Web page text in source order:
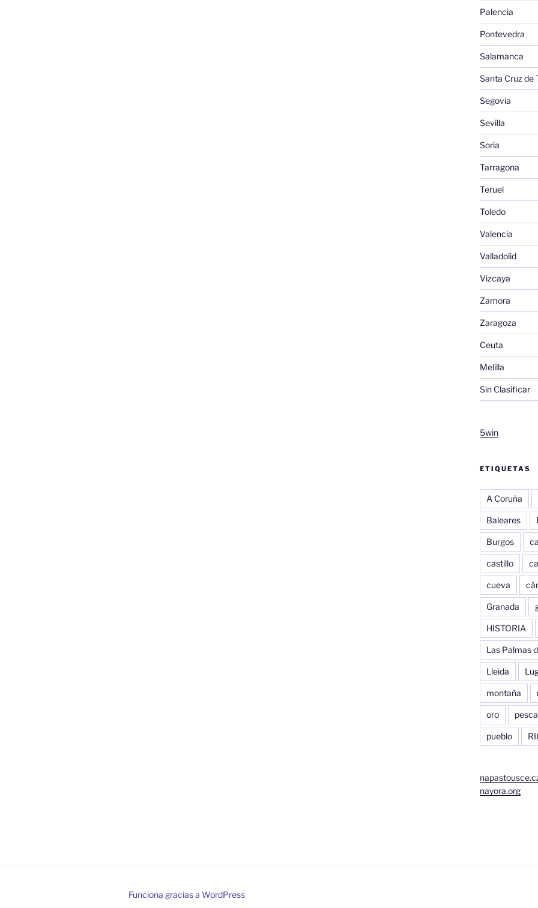
Palencia
Pontevedra
Salamanca
Santa Cruz de
Segovia
Sevilla
Soria
Tarragona
Teruel
Toledo
Valencia
Valladolid
Vizcaya
Zamora
Zaragoza
Ceuta
Melilla
Sin Clasificar
5win
ETIQUETAS
A Coruña
Baleares
Burgos
castillo
cueva
Granada
HISTORIA
Las Palmas
Lleida
montaña
oro pesca
pueblo
nayora.org
Funciona gracias a WordPress